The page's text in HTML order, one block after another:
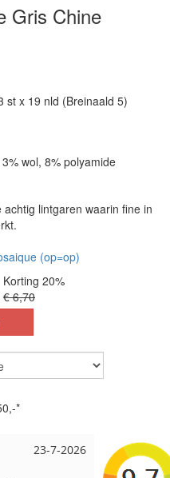
Gris Chine
st x 19 nld (Breinaald 5)
wol, 8% polyamide
lintgaren waarin fine in
(op=op)
Korting 20%
€ 6,70
*
23-7-2026 Hilde uit